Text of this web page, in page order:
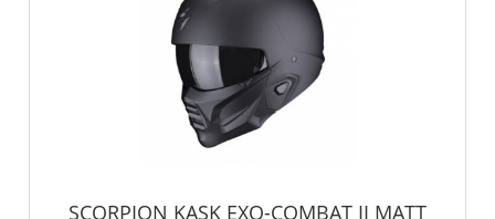
SCORPION KASK EXO-COMBAT II MATT